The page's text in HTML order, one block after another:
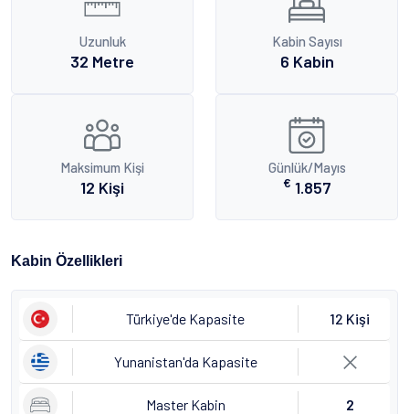
Uzunluk
32 Metre
Kabin Sayısı
6 Kabin
Maksimum Kişi
12 Kişi
Günlük/Mayıs
€ 1.857
Kabin Özellikleri
Türkiye'de Kapasite 12 Kişi
Yunanistan'da Kapasite
Master Kabin 2